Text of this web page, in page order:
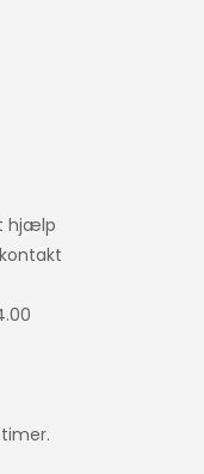
hjælp